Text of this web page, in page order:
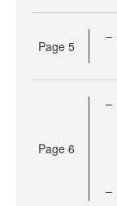
Page 5
Page 6